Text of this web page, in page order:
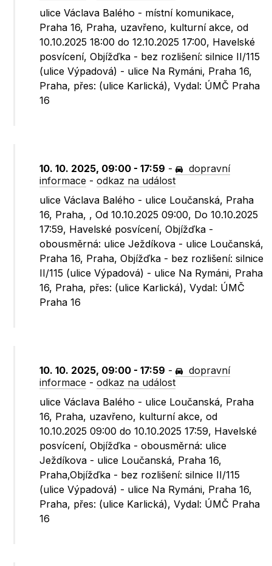
ulice Václava Balého - místní komunikace,
Praha 16, Praha, uzavřeno, kulturní akce, od
10.10.2025 18:00 do 12.10.2025 17:00, Havelské
posvícení, Objížďka - bez rozlišení: silnice II/115
(ulice Výpadová) - ulice Na Rymáni, Praha 16,
Praha, přes: (ulice Karlická), Vydal: ÚMČ Praha
16
10. 10. 2025, 09:00 - 17:59 -
dopravní
informace -odkaz na událost
ulice Václava Balého - ulice Loučanská, Praha
16, Praha, , Od 10.10.2025 09:00, Do 10.10.2025
17:59, Havelské posvícení, Objížďka -
obousměrná: ulice Ježdíkova - ulice Loučanská,
Praha 16, Praha, Objížďka - bez rozlišení: silnice
II/115 (ulice Výpadová) - ulice Na Rymáni, Praha
16, Praha, přes: (ulice Karlická), Vydal: ÚMČ
Praha 16
10. 10. 2025, 09:00 - 17:59 -
dopravní
informace -odkaz na událost
ulice Václava Balého - ulice Loučanská, Praha
16, Praha, uzavřeno, kulturní akce, od
10.10.2025 09:00 do 10.10.2025 17:59, Havelské
posvícení, Objížďka - obousměrná: ulice
Ježdíkova - ulice Loučanská, Praha 16,
Praha,Objížďka - bez rozlišení: silnice II/115
(ulice Výpadová) - ulice Na Rymáni, Praha 16,
Praha, přes: (ulice Karlická), Vydal: ÚMČ Praha
16